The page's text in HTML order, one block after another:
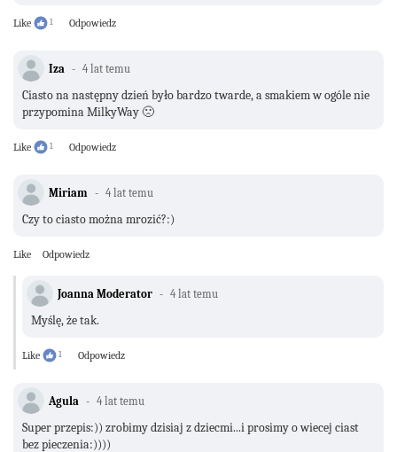
Like 1 Odpowiedz
Iza 4 lat temu
Ciasto na następny dzień było bardzo twarde, a smakiem w ogóle nie
przypomina MilkyWay 🙁
Like 1 Odpowiedz
Miriam 4 lat temu
Czy to ciasto można mrozić?:)
Like Odpowiedz
Joanna Moderator 4 lat temu
Myślę, że tak.
Like 1 Odpowiedz
Agula 4 lat temu
Super przepis:)) zrobimy dzisiaj z dziecmi...i prosimy o wiecej ciast
bez pieczenia:))))